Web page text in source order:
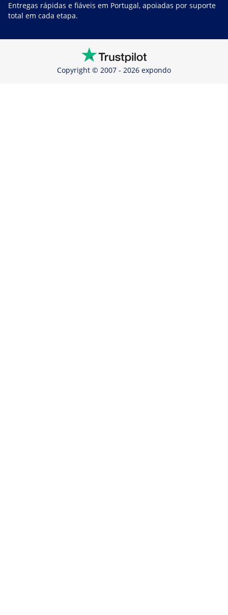
Entregas rápidas e fiáveis em Portugal, apoiadas por suporte
total em cada etapa.
Copyright © 2007 - 2026 expondo